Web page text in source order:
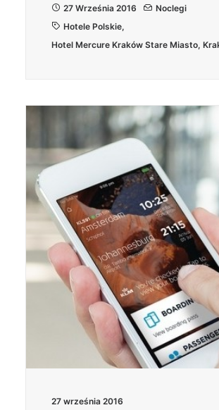
27 Września 2016
Noclegi
Hotele Polskie,
Hotel Mercure Kraków Stare Miasto,
27 września 2016